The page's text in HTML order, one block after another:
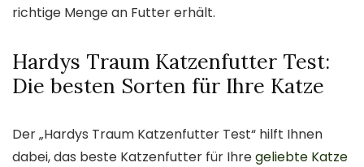
richtige Menge an Futter erhält.
Hardys Traum Katzenfutter Test:
Die besten Sorten für Ihre Katze
Der „Hardys Traum Katzenfutter Test“ hilft Ihnen
dabei, das beste Katzenfutter für Ihregeliebte Katze